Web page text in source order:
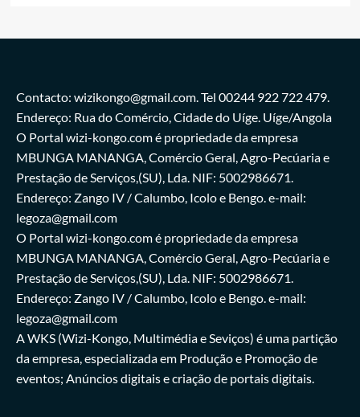
Contacto: wizikongo@gmail.com. Tel 00244 922 722 479.
Endereço: Rua do Comércio, Cidade do Uíge. Uíge/Angola
O Portal wizi-kongo.com é propriedade da empresa
MBUNGA MANANGA, Comércio Geral, Agro-Pecúaria e
Prestação de Serviços,(SU), Lda. NIF: 5002986671.
Endereço: Zango IV / Calumbo, Icolo e Bengo. e-mail:
legoza@gmail.com
O Portal wizi-kongo.com é propriedade da empresa
MBUNGA MANANGA, Comércio Geral, Agro-Pecúaria e
Prestação de Serviços,(SU), Lda. NIF: 5002986671.
Endereço: Zango IV / Calumbo, Icolo e Bengo. e-mail:
legoza@gmail.com
A WKS (Wizi-Kongo, Multimédia e Seviços) é uma partição
da empresa, especializada em Produção e Promoção de
eventos; Anúncios digitais e criação de portais digitais.